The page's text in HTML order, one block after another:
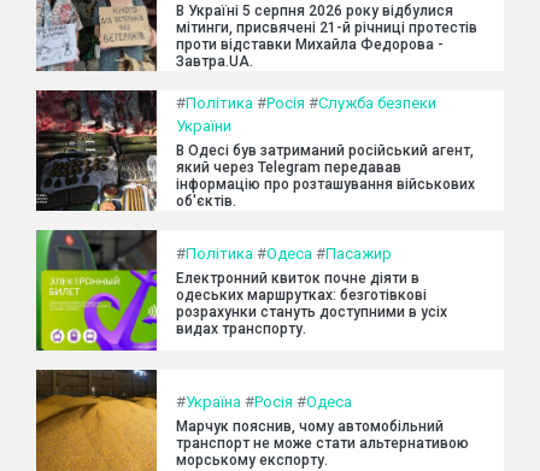
В Україні 5 серпня 2026 року відбулися
мітинги, присвячені 21-й річниці протестів
проти відставки Михайла Федорова -
Завтра.UA.
#Політика #Росія #Служба безпеки
України
В Одесі був затриманий російський агент,
який через Telegram передавав
інформацію про розташування військових
об'єктів.
#Політика #Одеса #Пасажир
Електронний квиток почне діяти в
одеських маршрутках: безготівкові
розрахунки стануть доступними в усіх
видах транспорту.
#Україна #Росія #Одеса
Марчук пояснив, чому автомобільний
транспорт не може стати альтернативою
морському експорту.